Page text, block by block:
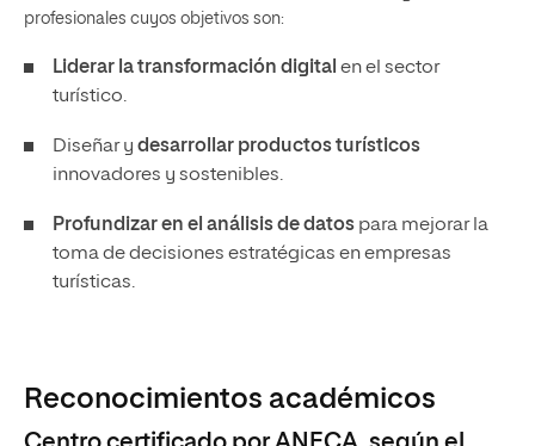
profesionales cuyos objetivos son:
Liderar la transformación digital en el sector
turístico.
Diseñar y desarrollar productos turísticos
innovadores y sostenibles.
Profundizar en el análisis de datos para mejorar la
toma de decisiones estratégicas en empresas
turísticas.
Reconocimientos académicos